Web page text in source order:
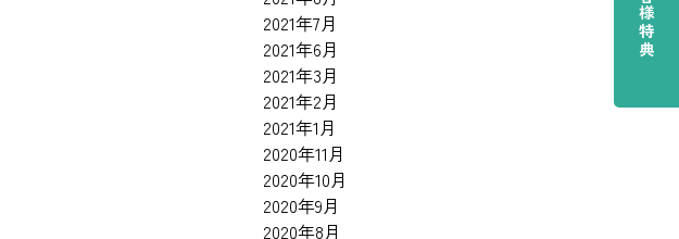
2021年7月
2021年6月
2021年3月
2021年2月
2021年1月
2020年11月
2020年10月
2020年9月
2020年8月